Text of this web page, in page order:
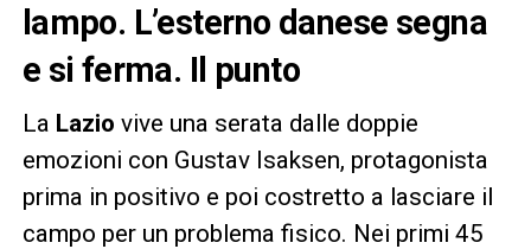
lampo. L’esterno danese segna
e si ferma. Il punto
La Lazio vive una serata dalle doppie
emozioni con Gustav Isaksen, protagonista
prima in positivo e poi costretto a lasciare il
campo per un problema fisico. Nei primi 45